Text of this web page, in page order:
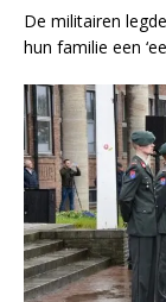
De militairen
hun familie een